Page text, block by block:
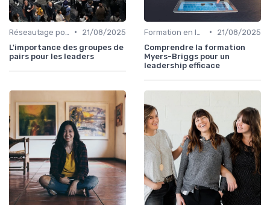
•
21/08/2025
L'importance des groupes de
pairs pour les leaders
•
21/08/2025
Comprendre la formation
Myers-Briggs pour un
leadership efficace